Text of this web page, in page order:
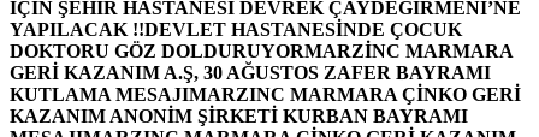
İÇİN ŞEHİR HASTANESİ DEVREK ÇAYDEĞİRMENİ’NE
YAPILACAK !!DEVLET HASTANESİNDE ÇOCUK
DOKTORU GÖZ DOLDURUYORMARZİNC MARMARA
GERİ KAZANIM A.Ş, 30 AĞUSTOS ZAFER BAYRAMI
KUTLAMA MESAJIMARZINC MARMARA ÇİNKO GERİ
KAZANIM ANONİM ŞİRKETİ KURBAN BAYRAMI